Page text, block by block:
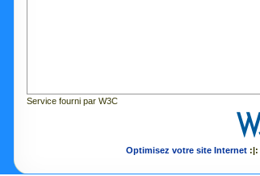
Service fourni par W3C
Optimisez votre site Internet :|: